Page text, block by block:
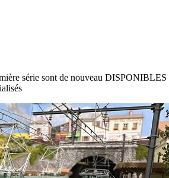
série sont de nouveau DISPONIBLES